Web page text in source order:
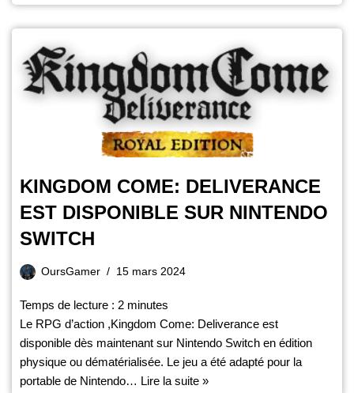
KINGDOM COME: DELIVERANCE
EST DISPONIBLE SUR NINTENDO
SWITCH
OursGamer 15 mars 2024
Temps de lecture : 2 minutes
Le RPG d’action ,Kingdom Come: Deliverance est
disponible dès maintenant sur Nintendo Switch en édition
physique ou dématérialisée. Le jeu a été adapté pour la
portable de Nintendo… Lire la suite »